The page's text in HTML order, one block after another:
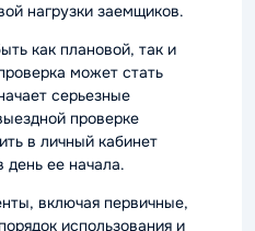
нагрузки заемщиков.
как плановой, так и
может стать
серьезные
проверке
в личный кабинет
день ее начала.
включая первичные,
использования и